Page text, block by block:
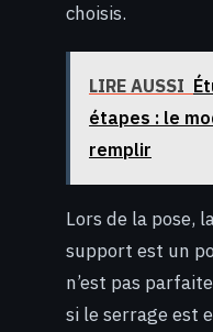
choisis.
LIRE AUSSI
étapes : le
remplir
Lors de la pose,
support est un
n’est pas
si le serrage est